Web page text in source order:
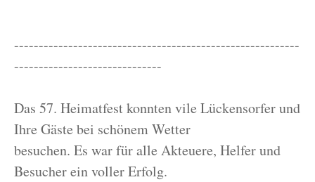
----------------------------------------------------------
------------------------------
Das 57. Heimatfest konnten vile Lückensorfer und
Ihre Gäste bei schönem Wetter
besuchen. Es war für alle Akteuere, Helfer und
Besucher ein voller Erfolg.